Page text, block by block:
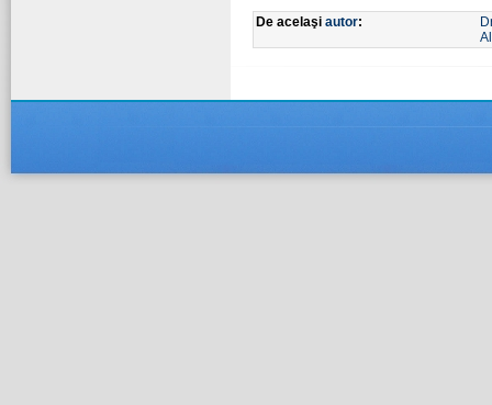
De acelaşi autor: